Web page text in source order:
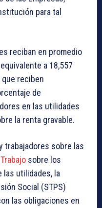
para tal
reciban en promedio
a 18,557
reciben
de
en las utilidades
la renta gravable.
trabajadores sobre las
sobre los
las utilidades, la
Social (STPS)
las obligaciones en